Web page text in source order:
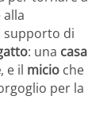
alla
supporto di
: una casa
, e il micio che
per la